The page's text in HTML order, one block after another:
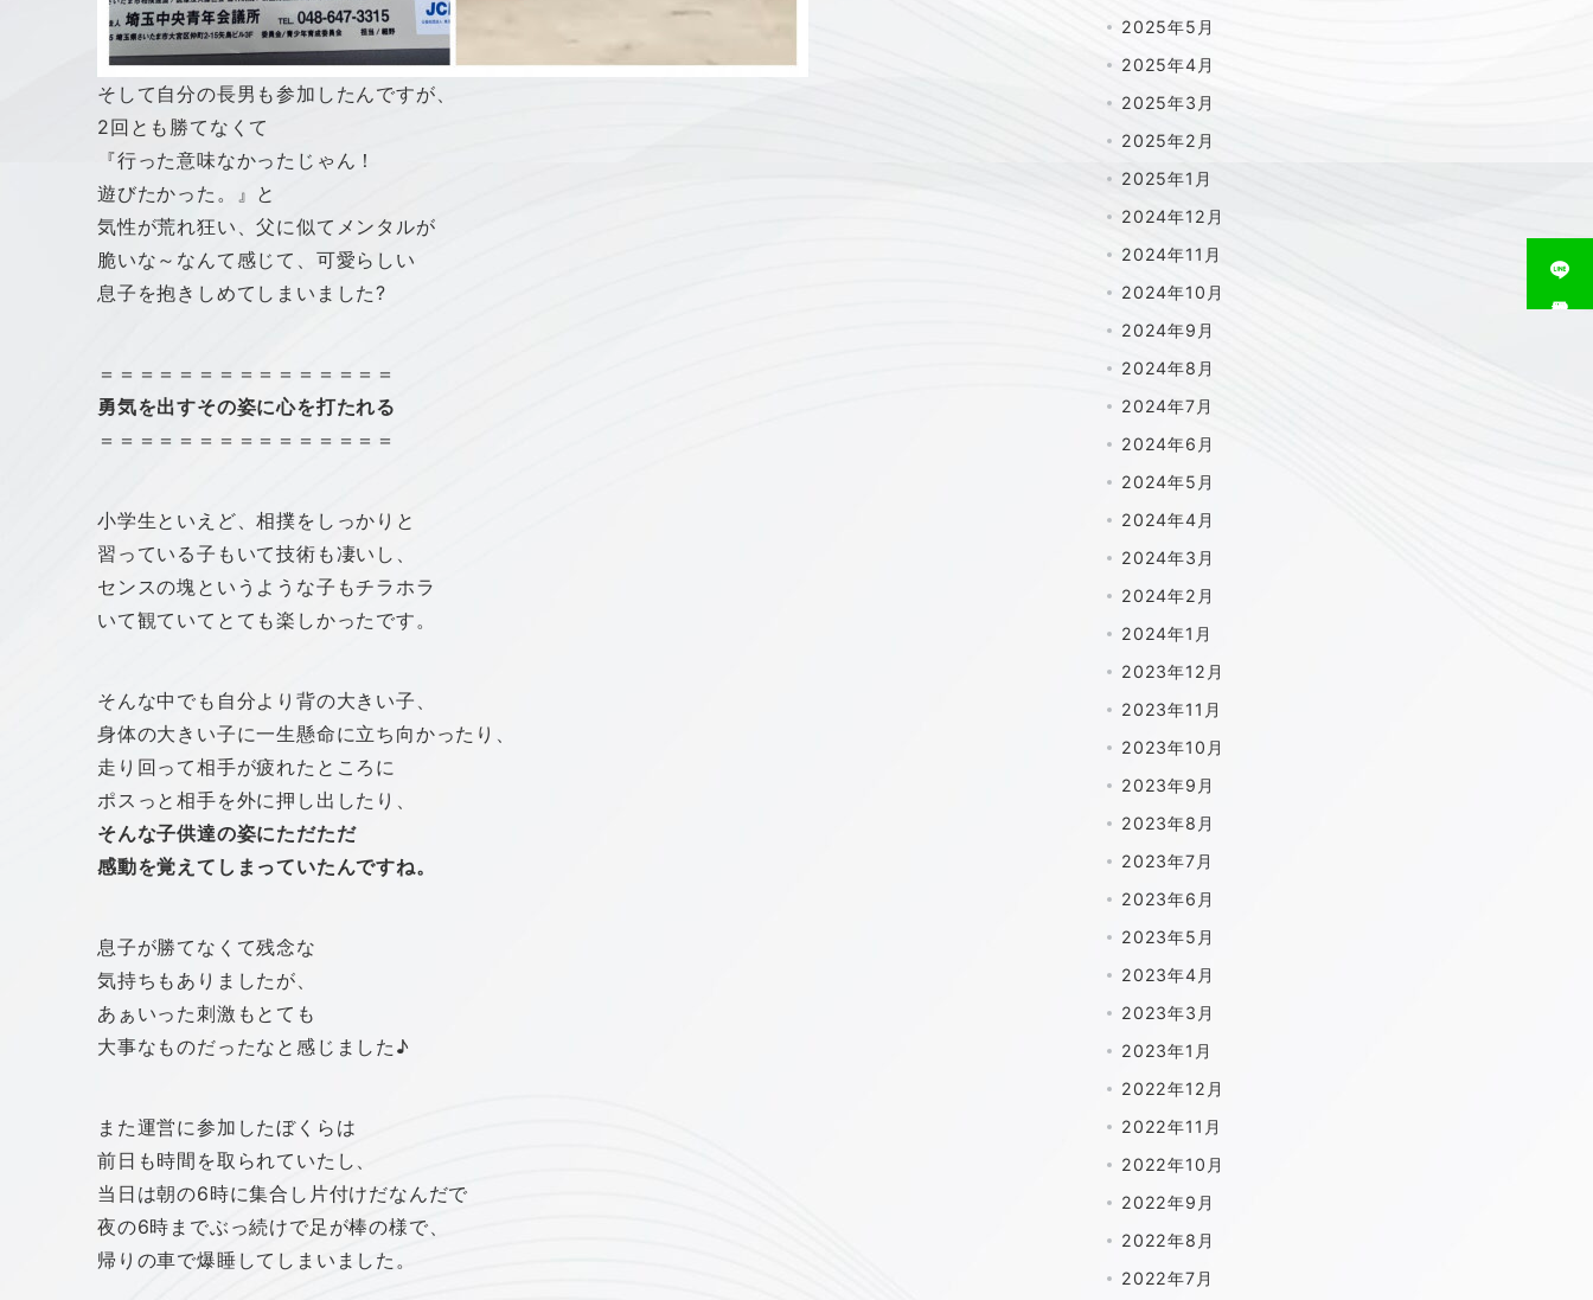
そして自分の長男も参加したんですが、
2回とも勝てなくて
『行った意味なかったじゃん！
遊びたかった。』と
気性が荒れ狂い、父に似てメンタルが
脆いな～なんて感じて、可愛らしい
息子を抱きしめてしまいました?
＝＝＝＝＝＝＝＝＝＝＝＝＝＝＝
勇気を出すその姿に心を打たれる
＝＝＝＝＝＝＝＝＝＝＝＝＝＝＝
小学生といえど、相撲をしっかりと
習っている子もいて技術も凄いし、
センスの塊というような子もチラホラ
いて観ていてとても楽しかったです。
そんな中でも自分より背の大きい子、
身体の大きい子に一生懸命に立ち向かったり、
走り回って相手が疲れたところに
ポスっと相手を外に押し出したり、
そんな子供達の姿にただただ
感動を覚えてしまっていたんですね。
息子が勝てなくて残念な
気持ちもありましたが、
あぁいった刺激もとても
大事なものだったなと感じました♪
また運営に参加したぼくらは
前日も時間を取られていたし、
当日は朝の6時に集合し片付けだなんだで
夜の6時までぶっ続けで足が棒の様で、
帰りの車で爆睡してしまいました。
2025年5月
2025年4月
2025年3月
2025年2月
2025年1月
2024年12月
2024年11月
2024年10月
2024年9月
2024年8月
2024年7月
2024年6月
2024年5月
2024年4月
2024年3月
2024年2月
2024年1月
2023年12月
2023年11月
2023年10月
2023年9月
2023年8月
2023年7月
2023年6月
2023年5月
2023年4月
2023年3月
2023年1月
2022年12月
2022年11月
2022年10月
2022年9月
2022年8月
2022年7月